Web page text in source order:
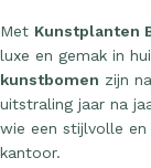
Met Kunstplanten
luxe en gemak in
kunstbomen zijn
uitstraling jaar na
wie een stijlvolle
kantoor.